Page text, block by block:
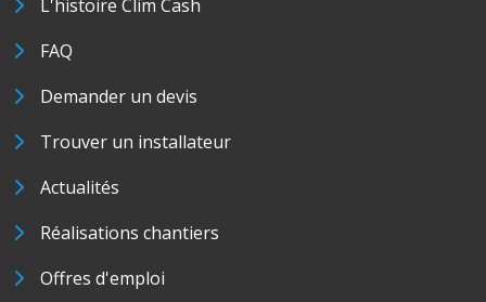
L'histoire Clim Cash
FAQ
Demander un devis
Trouver un installateur
Actualités
Réalisations chantiers
Offres d'emploi